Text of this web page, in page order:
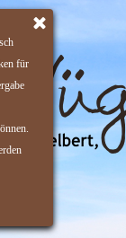
für